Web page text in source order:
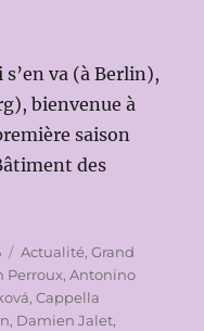
va (à Berlin),
bienvenue à
saison
des
Catégories
Actualité,Grand
Perroux,Antonino
,Cappella
, Damien Jalet,